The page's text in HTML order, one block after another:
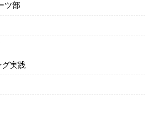
ツ部
グ実践